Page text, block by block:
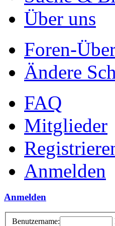
Über uns
Foren-
Ändere
FAQ
Mitglieder
Anmelden
Anmelden
Benutzername: